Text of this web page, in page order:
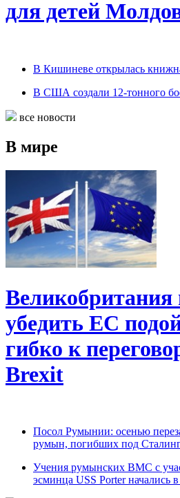
для детей
В Кишиневе открылась
В США создали 12-тонного
все новости
В мире
Великобритания
убедить ЕС
гибко к
Brexit
Посол Румынии: осенью
румын, погибших под
Учения румынских ВМС с
эсминца USS Porter начались